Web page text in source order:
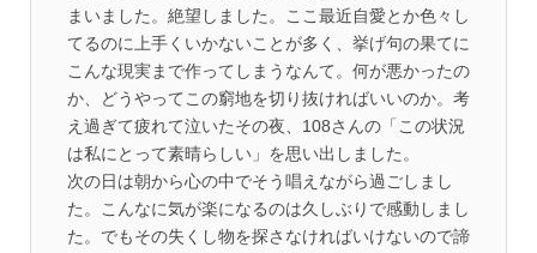
まいました。絶望しました。ここ最近自愛とか色々し
てるのに上手くいかないことが多く、挙げ句の果てに
こんな現実まで作ってしまうなんて。何が悪かったの
か、どうやってこの窮地を切り抜ければいいのか。考
え過ぎて疲れて泣いたその夜、108さんの「この状況
は私にとって素晴らしい」を思い出しました。
次の日は朝から心の中でそう唱えながら過ごしまし
た。こんなに気が楽になるのは久しぶりで感動しまし
た。でもその失くし物を探さなければいけないので諦